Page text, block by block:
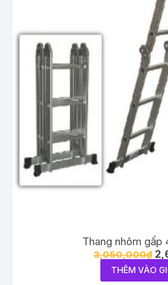
Thang nhôm gấp
3,050,000₫
THÊM VÀO